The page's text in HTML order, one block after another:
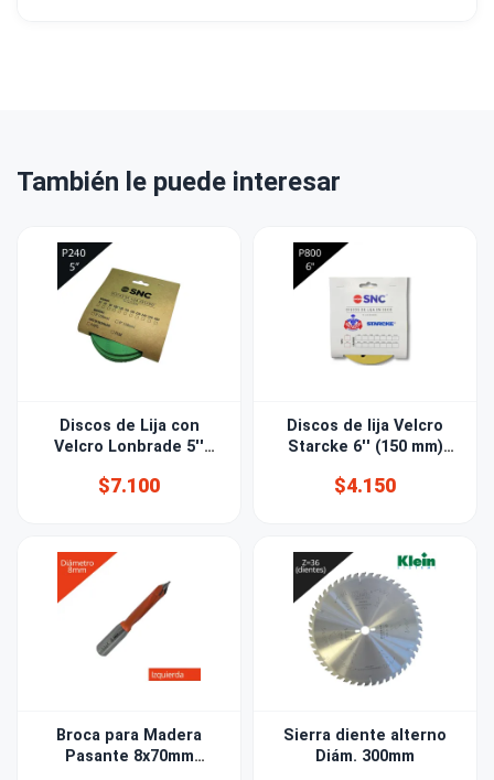
También le puede interesar
Discos de Lija con
Velcro Lonbrade 5''
$7.100
Discos de lija Velcro
Starcke 6'' (150 mm)
$4.150
Broca para Madera
Pasante 8x70mm
Sierra diente alterno
Diám. 300mm